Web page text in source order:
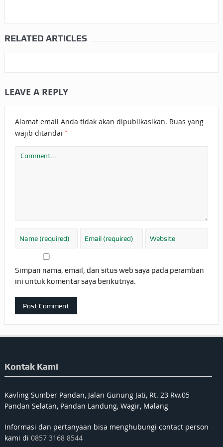
RELATED ARTICLES
LEAVE A REPLY
Alamat email Anda tidak akan dipublikasikan. Ruas yang
wajib ditandai *
Simpan nama, email, dan situs web saya pada peramban
ini untuk komentar saya berikutnya.
Kontak Kami
Kavling Sumber Pandan, Jalan Gunung Jati, Rt. 23 Rw.05
Pandan Selatan, Pandan Landung, Wagir, Malang
Informasi dan pertanyaan bisa menghubungi contact person
kami di 0857 3168 8544